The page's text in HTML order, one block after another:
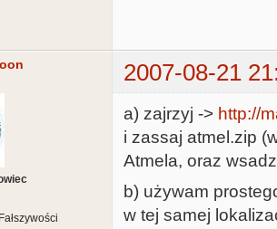
2007-08-21
a) zajrzyj -> http://
i zassaj atmel.zip
Atmela, oraz
b) używam
w tej samej